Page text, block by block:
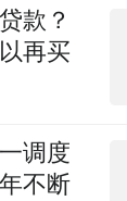
款？
再买
调度
不断